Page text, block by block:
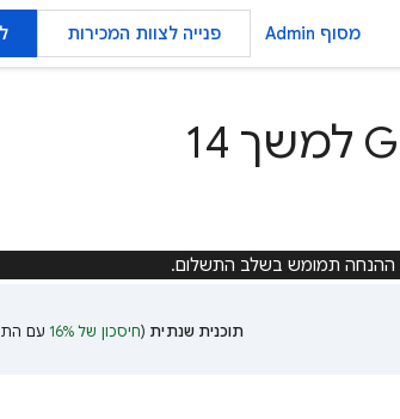
מסוף Admin פנייה לצוות המכירות
רוצה לנסות את Google Workspace למשך 14
ההנחה תמומש בשלב התשלום.
תוכנית שנתית (חיסכון של 16% עם